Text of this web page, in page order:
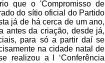
que o 'Compromisso de
do sítio oficial do Partido
já de há cerca de um ano,
antes da criação, desde já,
para só a partir daí se
na cidade natal de
realizou a
I ‘Conferência